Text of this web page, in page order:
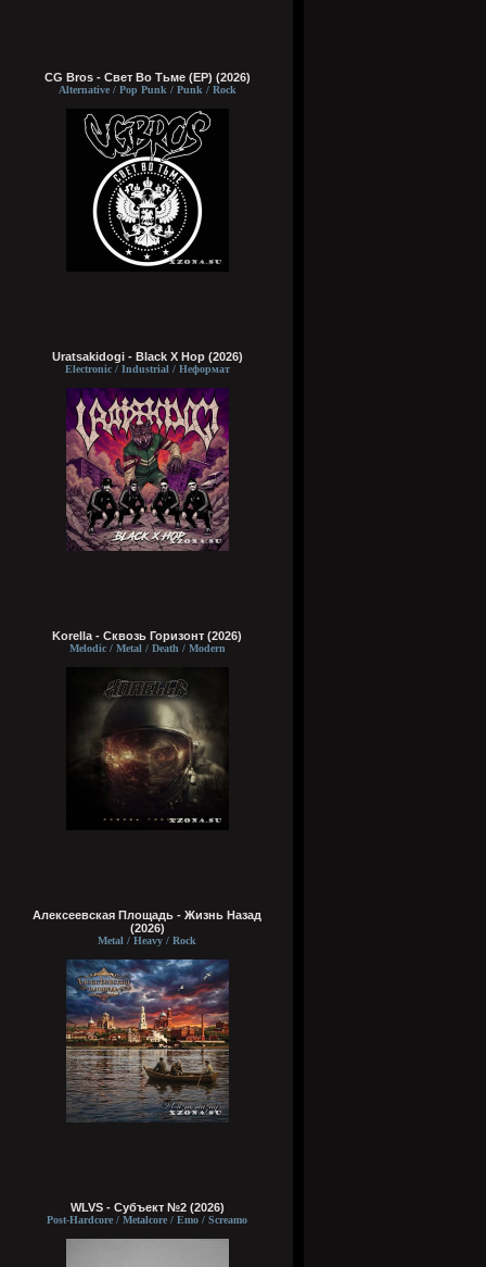
CG Bros - Свет Во Тьме (EP) (2026)
Alternative / Pop Punk / Punk / Rock
Uratsakidogi - Black X Hop (2026)
Electronic / Industrial / Неформат
Korella - Сквозь Горизонт (2026)
Melodic / Metal / Death / Modern
Алексеевская Площадь - Жизнь Назад
(2026)
Metal / Heavy / Rock
WLVS - Субъект №2 (2026)
Post-Hardcore / Metalcore / Emo / Screamo